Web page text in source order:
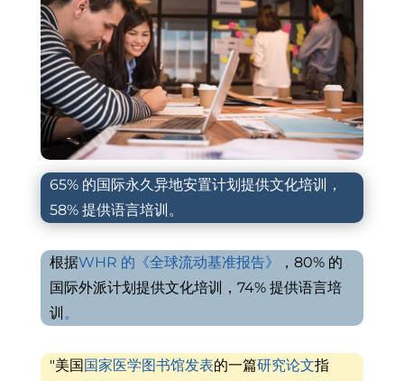
65% 的国际永久异地安置计划提供文化培训，
58% 提供语言培训。
根据WHR 的《全球流动基准报告》
，80% 的
国际外派计划提供文化培训，74% 提供语言培
训 。
"美国 国家医学图书馆发表的一篇研究论文指